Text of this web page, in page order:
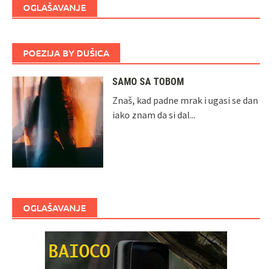
OGLAŠAVANJE
POEZIJA BY DUŠICA
SAMO SA TOBOM
Znaš, kad padne mrak i ugasi se dan
iako znam da si dal...
OGLAŠAVANJE